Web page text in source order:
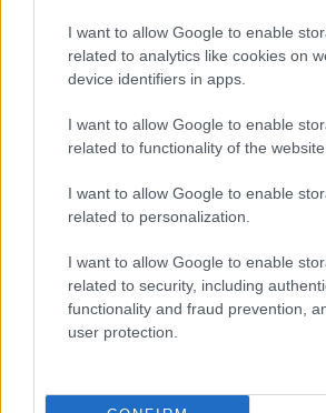
I want to allow Google to enable
related to analytics like cookies on
device identifiers in apps.
I want to allow Google to enable
related to functionality of the website
I want to allow Google to enable
related to personalization.
I want to allow Google to enable
related to security, including
functionality and fraud prevention,
user protection.
Mario Malu
Paolo Pinna